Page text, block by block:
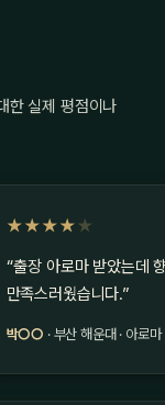
한 실제 평점이나
★★★★ ★
“출장 아로마 받았는데
만족스러웠습니다.”
박○○ · 부산 해운대 · 아로마